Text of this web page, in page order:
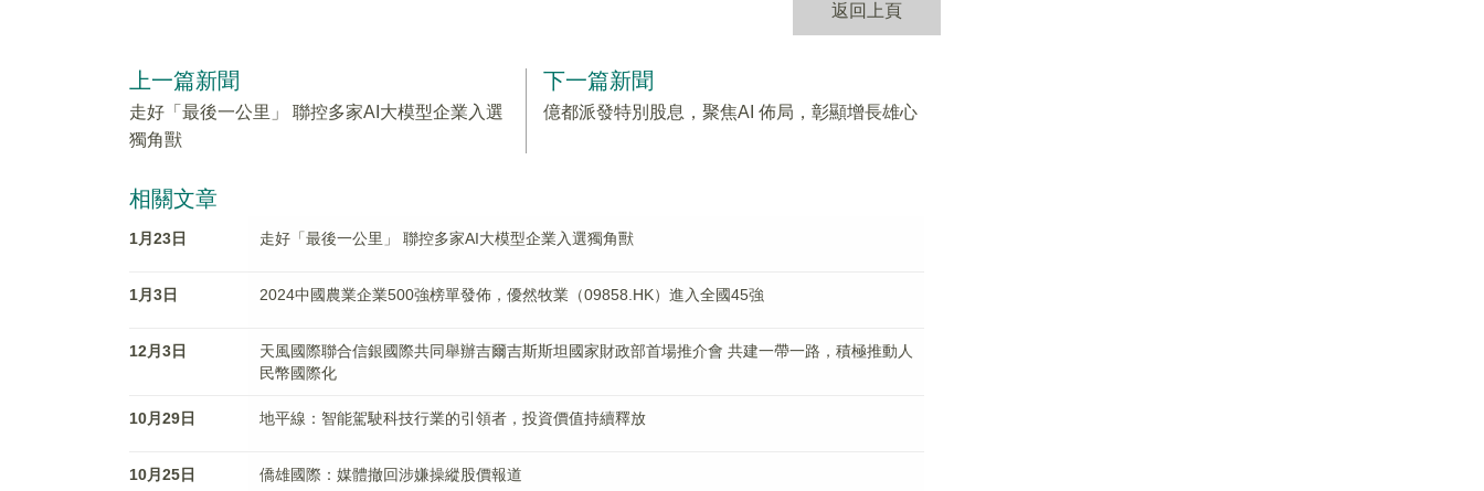
返回上頁
上一篇新聞
走好「最後一公里」 聯控多家AI大模型企業入選
獨角獸
下一篇新聞
億都派發特別股息，聚焦AI 佈局，彰顯增長雄心
相關文章
1月23日 走好「最後一公里」 聯控多家AI大模型企業入選獨角獸
1月3日 2024中國農業企業500強榜單發佈，優然牧業（09858.HK）進入全國45強
12月3日
天風國際聯合信銀國際共同舉辦吉爾吉斯斯坦國家財政部首場推介會 共建一帶一路，積極推動人
民幣國際化
10月29日 地平線：智能駕駛科技行業的引領者，投資價值持續釋放
10月25日 僑雄國際：媒體撤回涉嫌操縱股價報道